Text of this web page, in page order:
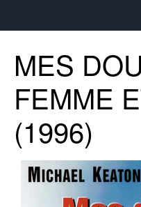
MES
FEMME
(1996)